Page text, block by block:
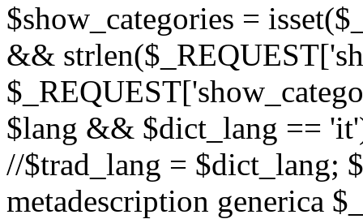
$show_categories =
&&
$lang && $dict_lang ==
//$trad_lang = $dict_lang;
metadescription generica